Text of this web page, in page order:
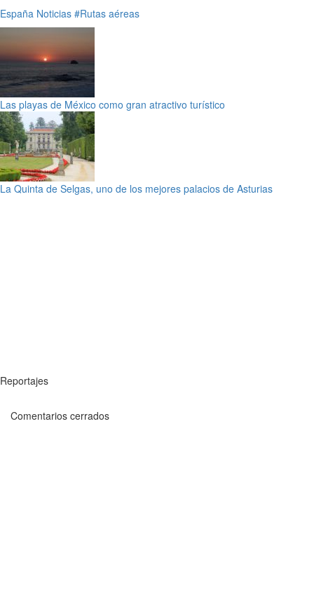
España Noticias #Rutas aéreas
Las playas de México como gran atractivo turístico
La Quinta de Selgas, uno de los mejores palacios de Asturias
Reportajes
Comentarios cerrados